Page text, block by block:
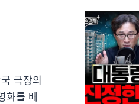
극장의
화를 배